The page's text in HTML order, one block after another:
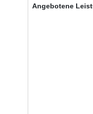
Angebotene